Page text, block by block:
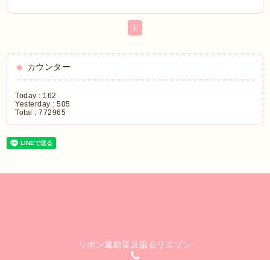
1
カウンター
Today : 162
Yesterday :505
Total :772965
リボン運動普及協会リエゾン